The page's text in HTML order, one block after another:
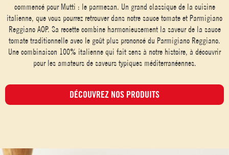
commencé pour Mutti : le parmesan. Un grand classique de la cuisine
italienne, que vous pourrez retrouver dans notre sauce tomate et Parmigiano
Reggiano AOP. Sa recette combine harmonieusement la saveur de la sauce
tomate traditionnelle avec le goût plus prononcé du Parmigiano Reggiano.
Une combinaison 100% italienne qui fait sens à notre histoire, à découvrir
pour les amateurs de saveurs typiques méditerranéennes.
DÉCOUVREZ NOS PRODUITS